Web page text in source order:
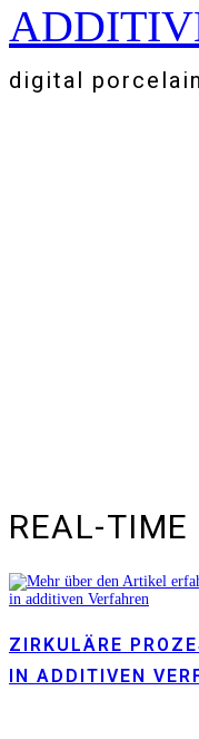
Zum
Inhalt
springen
digital
REAL-TIME
ZIRKULÄRE
IN ADDITIVEN